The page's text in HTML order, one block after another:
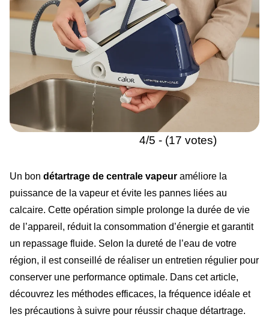
4/5 - (17 votes)
Un bon détartrage de centrale vapeur améliore la
puissance de la vapeur et évite les pannes liées au
calcaire. Cette opération simple prolonge la durée de vie
de l’appareil, réduit la consommation d’énergie et garantit
un repassage fluide. Selon la dureté de l’eau de votre
région, il est conseillé de réaliser un entretien régulier pour
conserver une performance optimale. Dans cet article,
découvrez les méthodes efficaces, la fréquence idéale et
les précautions à suivre pour réussir chaque détartrage.